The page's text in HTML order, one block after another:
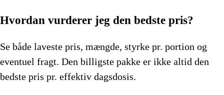
Hvordan vurderer jeg den bedste pris?
Se både laveste pris, mængde, styrke pr. portion og
eventuel fragt. Den billigste pakke er ikke altid den
bedste pris pr. effektiv dagsdosis.